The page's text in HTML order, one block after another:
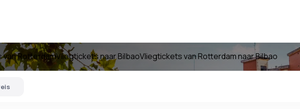
van RotterdamVliegtickets naar BilbaoVliegtickets van Rotterdam naar Bilbao